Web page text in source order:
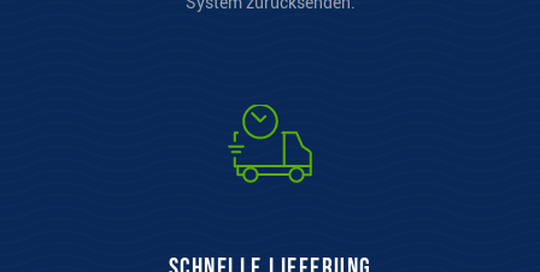
Schnelle Lieferung
Kostenloser Versand ab 69€